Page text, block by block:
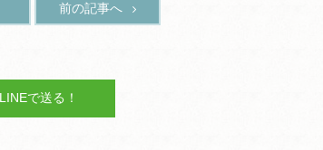
前の記事へ
LINEで送る！